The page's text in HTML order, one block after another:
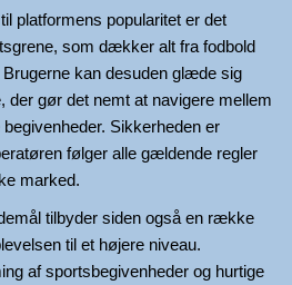
platformens popularitet er det
som dækker alt fra fodbold
kan desuden glæde sig
der gør det nemt at navigere mellem
Sikkerheden er
følger alle gældende regler
marked.
tilbyder siden også en række
til et højere niveau.
af sportsbegivenheder og hurtige